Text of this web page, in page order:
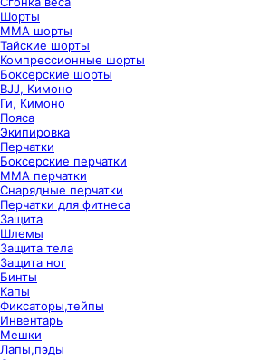
Шорты
ММА шорты
Тайские шорты
Компрессионные шорты
Боксерские шорты
BJJ, Кимоно
Ги, Кимоно
Пояса
Экипировка
Перчатки
Боксерские перчатки
ММА перчатки
Снарядные перчатки
Перчатки для фитнеса
Защита
Шлемы
Защита тела
Защита ног
Бинты
Капы
Фиксаторы,тейпы
Инвентарь
Мешки
Лапы,пэды